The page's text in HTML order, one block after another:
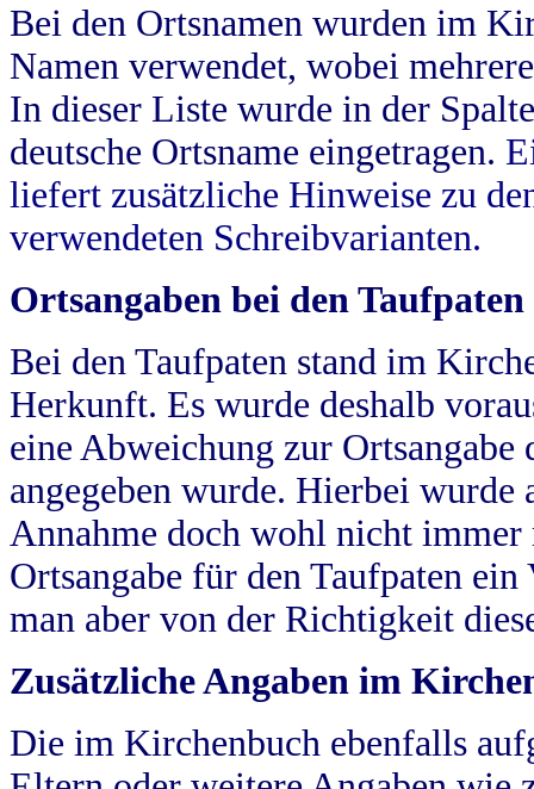
Bei den Ortsnamen wurden im
Namen verwendet, wobei
In dieser Liste wurde in der
deutsche Ortsname eingetragen.
liefert zusätzliche Hinweise zu
verwendeten Schreibvarianten.
Ortsangaben bei den Taufpaten
Bei den Taufpaten stand im
Herkunft. Es wurde deshalb
eine Abweichung zur
angegeben wurde. Hierbei wurde
Annahme doch wohl nicht
Ortsangabe für den Taufpaten
man aber von der Richtigkeit
Zusätzliche Angaben im
Die im Kirchenbuch ebenfalls